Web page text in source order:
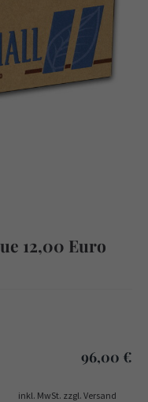
12,00 Euro
96,00 €
inkl. MwSt. zzgl. Versand